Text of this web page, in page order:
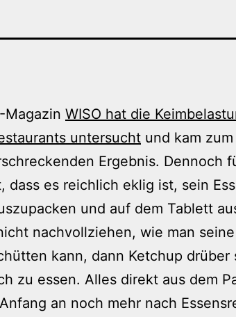
Magazin WISO hat die
untersucht und kam
Ergebnis. Dennoch
dass es reichlich eklig ist, sein
und auf dem Tablett
nachvollziehen, wie man
kann, dann Ketchup drüber
zu essen. Alles direkt aus dem
an noch mehr nach